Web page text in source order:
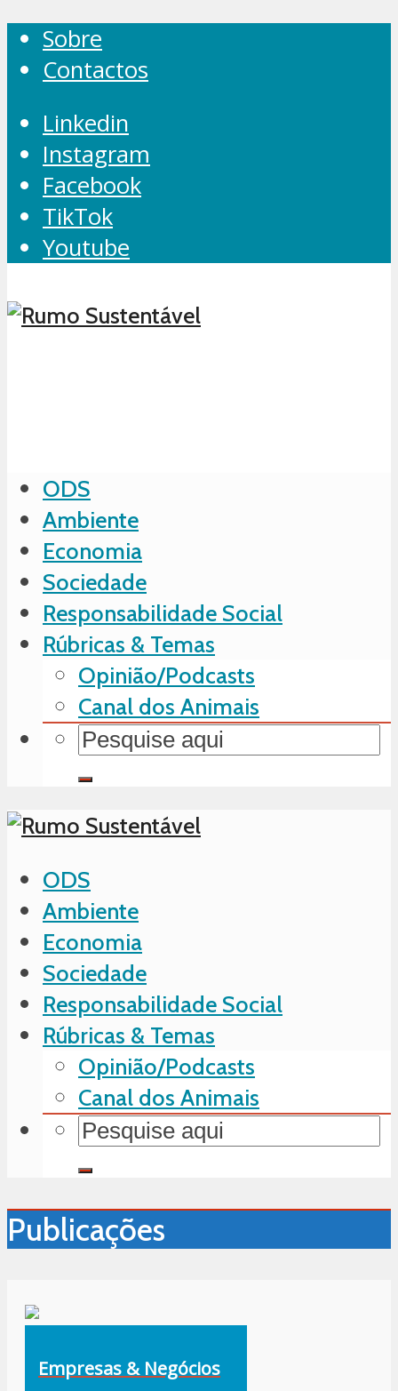
Sobre
Contactos
Linkedin
Instagram
Facebook
TikTok
Youtube
ODS
Ambiente
Economia
Sociedade
Responsabilidade Social
Rúbricas & Temas
Opinião/Podcasts
Canal dos Animais
ODS
Ambiente
Economia
Sociedade
Responsabilidade Social
Rúbricas & Temas
Opinião/Podcasts
Canal dos Animais
Publicações
Empresas & Negócios